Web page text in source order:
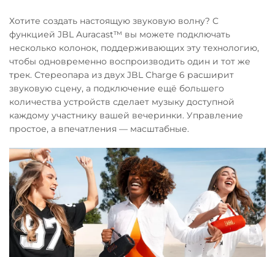
Хотите создать настоящую звуковую волну? С
функцией JBL Auracast™ вы можете подключать
несколько колонок, поддерживающих эту технологию,
чтобы одновременно воспроизводить один и тот же
трек. Стереопара из двух JBL Charge 6 расширит
звуковую сцену, а подключение ещё большего
количества устройств сделает музыку доступной
каждому участнику вашей вечеринки. Управление
простое, а впечатления — масштабные.